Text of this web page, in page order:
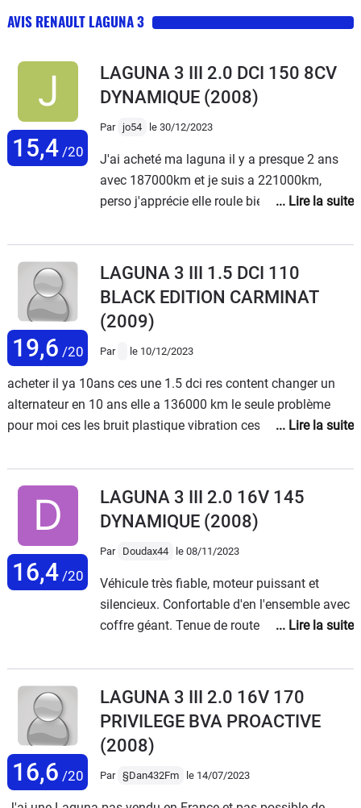
AVIS RENAULT LAGUNA 3
15,4/20
LAGUNA 3 III 2.0 DCI 150 8CV
DYNAMIQUE (2008)
Par jo54 le 30/12/2023
J'ai acheté ma laguna il y a presque 2 ans
avec 187000km et je suis a 221000km,
perso j'apprécie elle roule bien, je suis partie
nationale et autoroute et niveau confort, très
bien, j'effectue moi même mes vidanges et
les kilométrage il y a les pièces d'usure mais
bon c'est normal. Si je dois changer de
voiture je pense en reprendre une plus
19,6 /20
LAGUNA 3 III 1.5 DCI 110
BLACK EDITION CARMINAT
(2009)
Par le 10/12/2023
acheter il ya 10ans ces une 1.5 dci res content changer un
alternateur en 10 ans elle a 136000 km le seule problème
pour moi ces les bruit plastique vibration ces tout
16,4/20
LAGUNA 3 III 2.0 16V 145
DYNAMIQUE (2008)
Par Doudax44 le 08/11/2023
Véhicule très fiable, moteur puissant et
silencieux. Confortable d'en l'ensemble avec
coffre géant. Tenue de route jamais mis en
distribution)Personnellement je fais une
vidange par an et les bougies tous les 80000
8l/100
16,6 /20
LAGUNA 3 III 2.0 16V 170
PRIVILEGE BVA PROACTIVE
(2008)
Par §Dan432Fm le 14/07/2023